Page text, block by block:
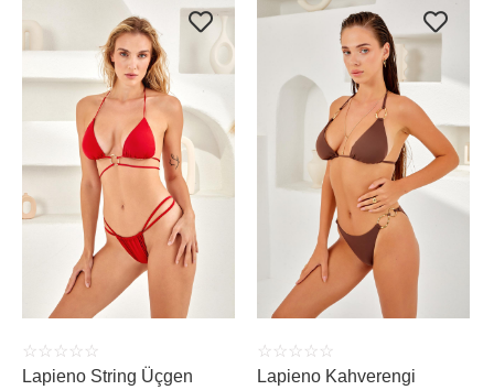
ÜRÜNÜ İNCELE
☆ ☆ ☆ ☆ ☆
Lapieno String Üçgen
ÜRÜNÜ İNCELE
☆ ☆ ☆ ☆ ☆
Lapieno Kahverengi